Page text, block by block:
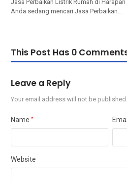
Jasa Perbaikan Listrik Rumah di Harapan
Andа ѕеdаng mencari Jasa Perbaikan…
This Post Has 0
Leave a Reply
Your email address will not be published.
Name*
Website